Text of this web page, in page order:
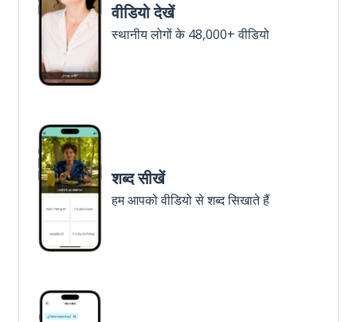
वीडियो देखें
स्थानीय लोगों के 48,000+ वीडियो
शब्द सीखें
हम आपको वीडियो से शब्द सिखाते हैं